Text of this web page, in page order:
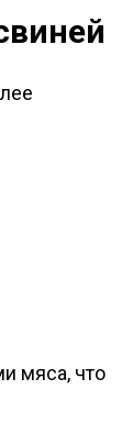
мяса, что